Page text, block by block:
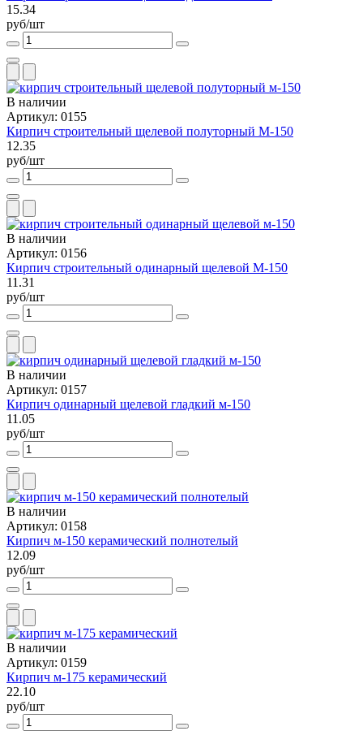
15.34
руб/шт
В наличии
Артикул: 0155
Кирпич строительный щелевой полуторный М-150
12.35
руб/шт
В наличии
Артикул: 0156
Кирпич строительный одинарный щелевой М-150
11.31
руб/шт
В наличии
Артикул: 0157
Кирпич одинарный щелевой гладкий м-150
11.05
руб/шт
В наличии
Артикул: 0158
Кирпич м-150 керамический полнотелый
12.09
руб/шт
В наличии
Артикул: 0159
Кирпич м-175 керамический
22.10
руб/шт